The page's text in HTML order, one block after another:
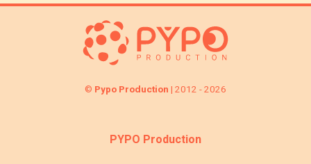
© Pypo Production | 2012 - 2026
PYPO Production